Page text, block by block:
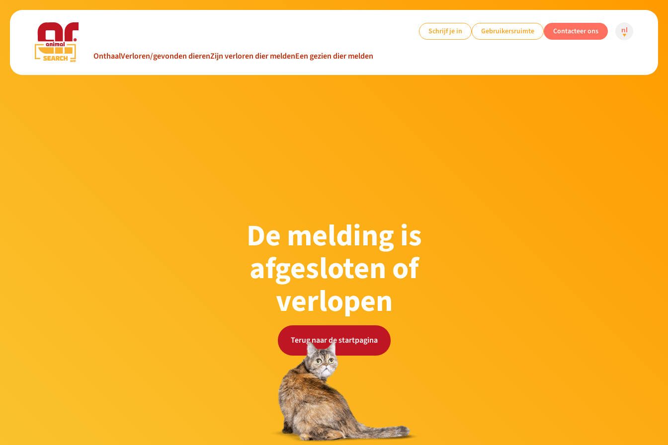
OnthaalVerloren/gevonden dierenZijn verloren dier meldenEen gezien dier melden
Schrijf je in Gebruikersruimte Contacteer ons nl
De melding is
afgesloten of
verlopen
Terug naar de startpagina